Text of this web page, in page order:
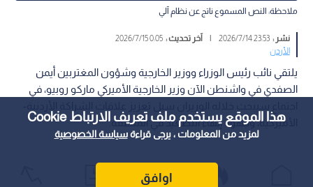
هذا الموقع يستخدم ملف تعريف الارتباط Cookie
لمزيد من المعلومات ، يرجى قراءةسياسة الخصوصية
اوافق
ملاحظة: النص المسموع ناتج عن نظام آلي
نشر :23:53 2026/7/14
| آخر تحديث :0:05 2026/7/15
الأردن
يلتقي نائب رئيس الوزراء ووزير الخارجية وشؤون المغتربين أيمن
الصفدي في واشنطن الآن وزير الخارجية الأميركي ماركو روبيو، في
الأميركية، وجهود إنهاء التصعيد في المنطقة.